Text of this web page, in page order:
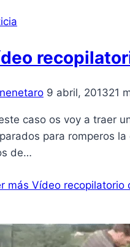
nenetaro 9 abril, 201321
caso os voy a traer
para romperos
de…
más Ví­deo recopilatorio